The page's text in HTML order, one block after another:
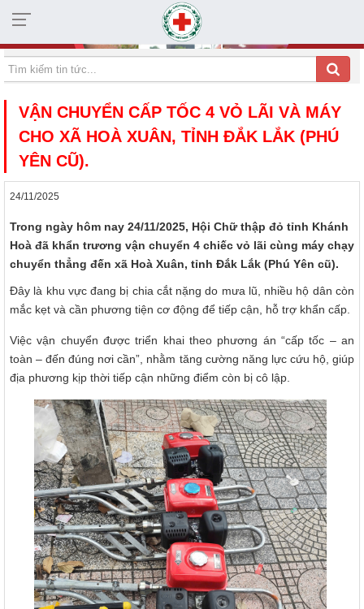
HỘI CHỮ THẬP ĐỎ TỈNH KHÁNH HÒA
VẬN CHUYỂN CẤP TỐC 4 VỎ LÃI VÀ MÁY
CHO XÃ HOÀ XUÂN, TỈNH ĐẮK LẮK (PHÚ
YÊN CŨ).
24/11/2025
Trong ngày hôm nay 24/11/2025, Hội Chữ thập đỏ tỉnh Khánh
Hoà đã khẩn trương vận chuyển 4 chiếc vỏ lãi cùng máy chạy
chuyển thẳng đến xã Hoà Xuân, tỉnh Đắk Lắk (Phú Yên cũ).
Đây là khu vực đang bị chia cắt nặng do mưa lũ, nhiều hộ dân còn
mắc kẹt và cần phương tiện cơ động để tiếp cận, hỗ trợ khẩn cấp.
Việc vận chuyển được triển khai theo phương án “cấp tốc – an
toàn – đến đúng nơi cần”, nhằm tăng cường năng lực cứu hộ, giúp
địa phương kịp thời tiếp cận những điểm còn bị cô lập.